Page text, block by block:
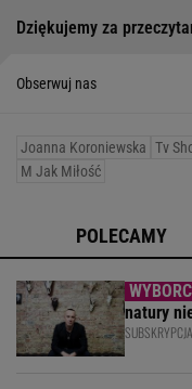
Dziękujemy za
Obserwuj nas
Joanna Koroniewska Tv
M Jak Miłość
POLECAMY
natury
SUBSKRYPCJA